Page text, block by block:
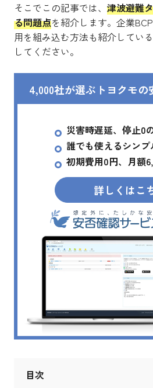
そこでこの記事では、 津波避難
る問題点を紹介します。企業
用を組み込む方法も紹介してい
してください。
4,000社が選ぶトヨクモの
災害時遅延、停止0
誰でも使えるシン
初期費用0円、月額
詳しくはこ
目次